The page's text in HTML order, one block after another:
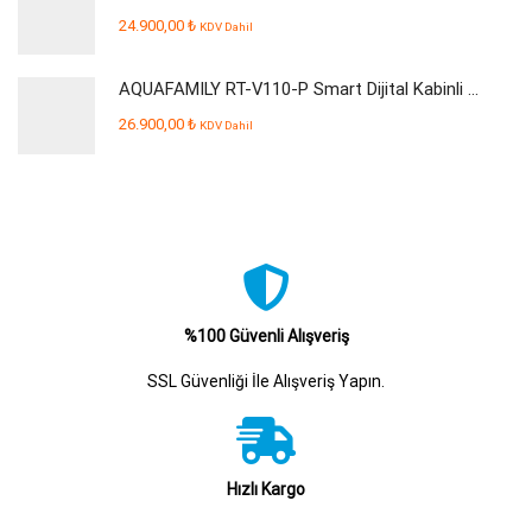
24.900,00 ₺ KDV Dahil
AQUAFAMILY RT-V110-P Smart Dijital Kabinli Pompalı Su Arıtma Cihazı
26.900,00 ₺ KDV Dahil
%100 Güvenli Alışveriş
SSL Güvenliği İle Alışveriş Yapın.
Hızlı Kargo